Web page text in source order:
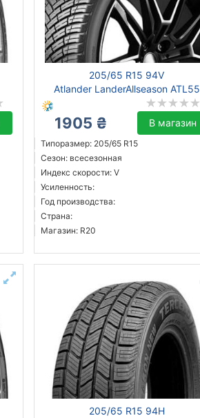
205/65 R15 94V
Atlander LanderAllseason ATL55
1905 ₴ В магазин
Типоразмер: 205/65 R15
Сезон: всесезонная
Индекс скорости: V
Усиленность:
Год производства:
Страна:
Магазин: R20
205/65 R15 94H